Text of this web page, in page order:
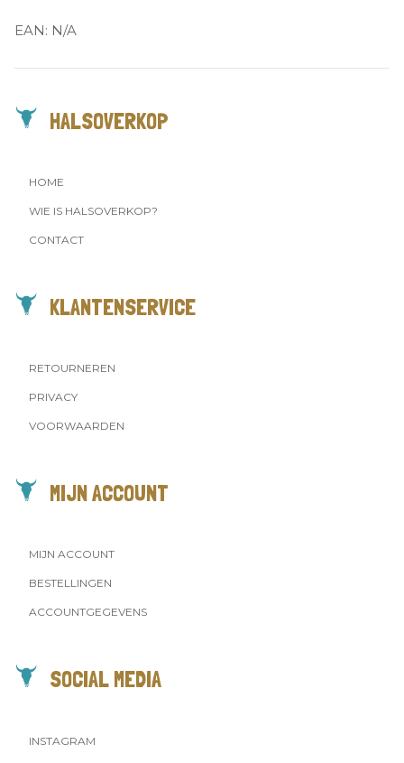
EAN: N/A
HALSOVERKOP
HOME
WIE IS HALSOVERKOP?
CONTACT
KLANTENSERVICE
RETOURNEREN
PRIVACY
VOORWAARDEN
MIJN ACCOUNT
MIJN ACCOUNT
BESTELLINGEN
ACCOUNTGEGEVENS
SOCIAL MEDIA
INSTAGRAM